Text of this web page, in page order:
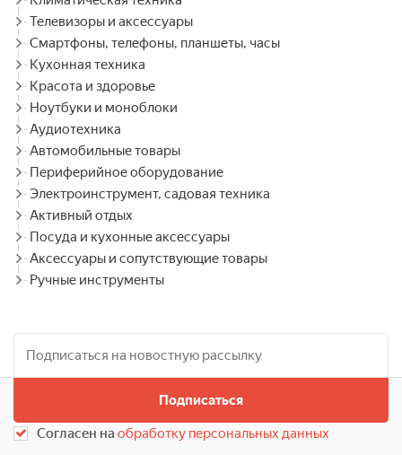
Телевизоры и аксессуары
Смартфоны, телефоны, планшеты, часы
Кухонная техника
Красота и здоровье
Ноутбуки и моноблоки
Аудиотехника
Автомобильные товары
Периферийное оборудование
Электроинструмент, садовая техника
Активный отдых
Посуда и кухонные аксессуары
Аксессуары и сопутствующие товары
Ручные инструменты
Подписаться
Согласен наобработку персональных данных